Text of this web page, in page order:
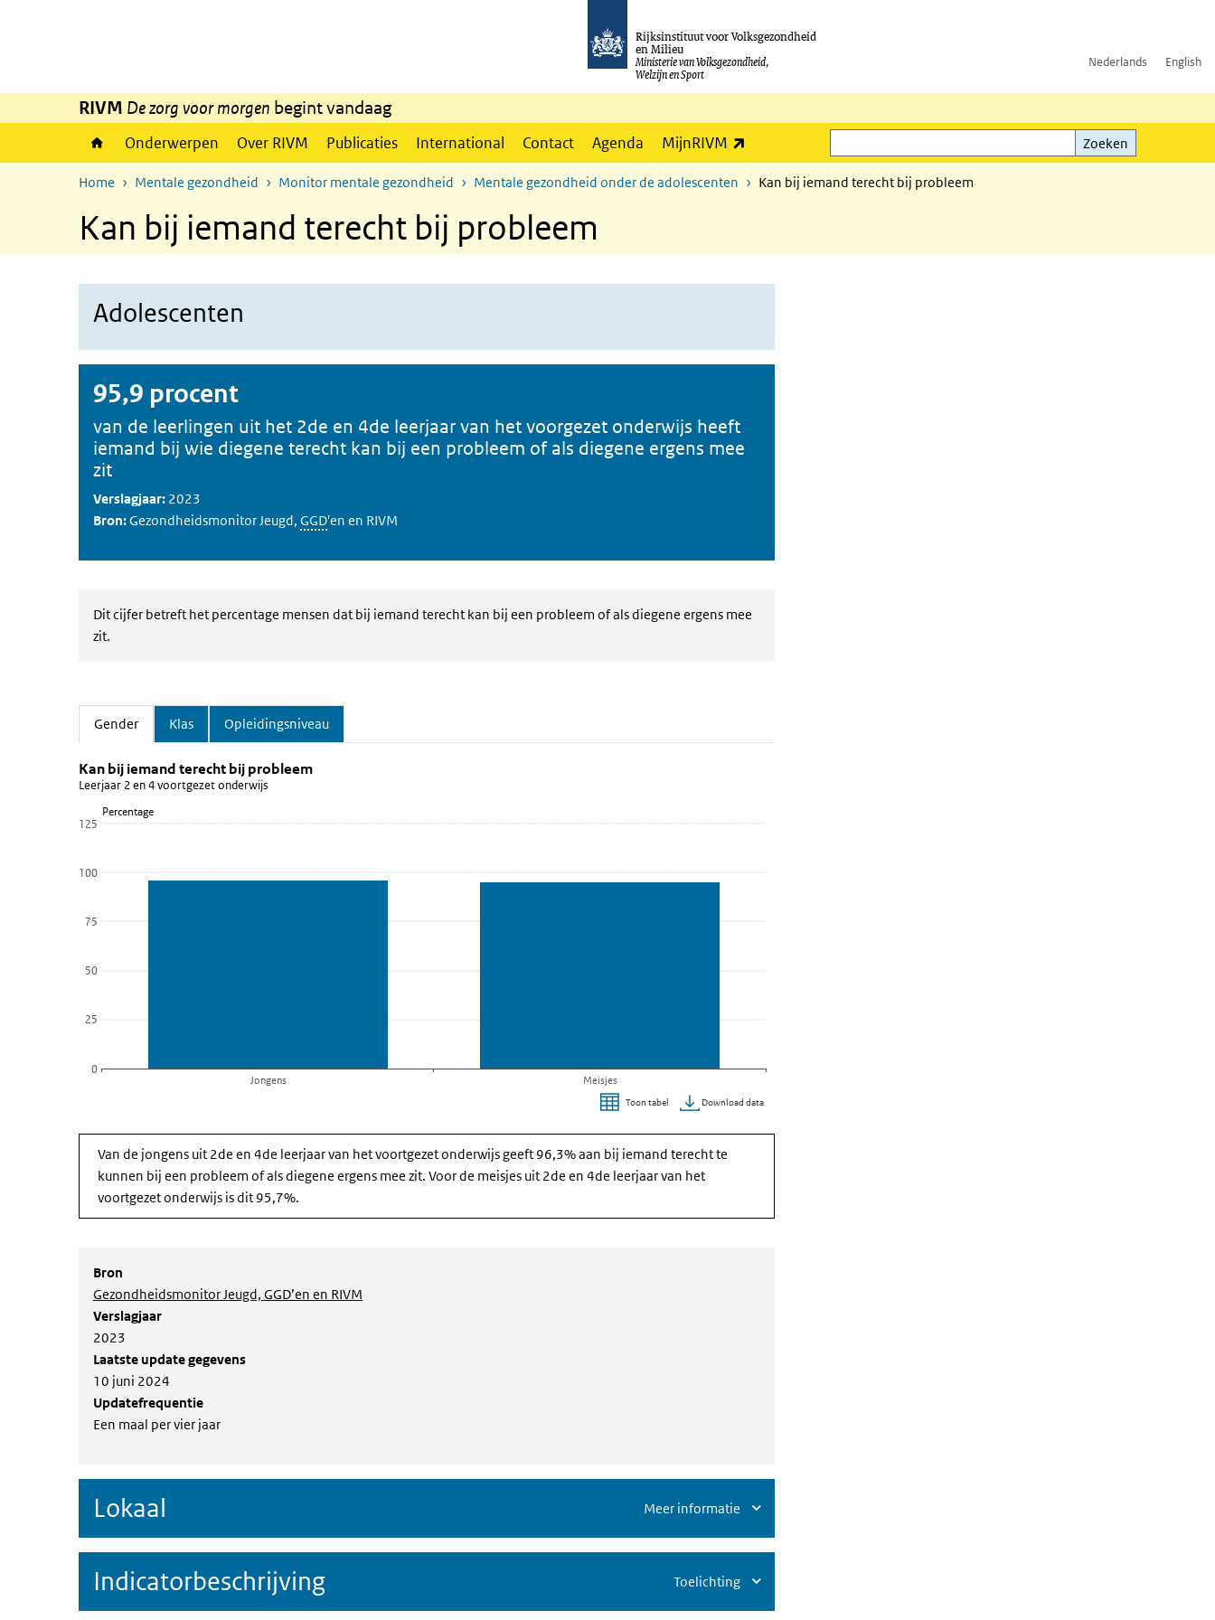
Rijksinstituut voor Volksgezondheid
en Milieu
Ministerie van Volksgezondheid,
Welzijn en Sport
Nederlands English
RIVM De zorg voor morgen begint vandaag
Onderwerpen Over RIVM Publicaties International Contact Agenda MijnRIVM
Zoeken
Zoeken
Home Mentale gezondheid Monitor mentale gezondheid Mentale gezondheid onder de adolescenten Kan bij iemand terecht bij probleem
Kan bij iemand terecht bij probleem
Adolescenten
95,9 procent
van de leerlingen uit het 2de en 4de leerjaar van het voorgezet onderwijs heeft
iemand bij wie diegene terecht kan bij een probleem of als diegene ergens mee
zit
Verslagjaar: 2023
Bron:Gezondheidsmonitor Jeugd, GGD'en en RIVM
Dit cijfer betreft het percentage mensen dat bij iemand terecht kan bij een probleem of als diegene ergens mee
zit.
Gender
(Actieve tab)
Klas Opleidingsniveau
Gender
Sla de grafiek 'Kan bij iemand terecht bij probleem' over en ga naar de datatabel
Kan bij iemand terecht bij probleem
Leerjaar 2 en 4 voortgezet onderwijs
De grafiek heeft 1 X-as die categories weergeeft.
Percentage
Kan bij iemand terecht bij probleem
Leerjaar 2 en 4 voortgezet onderwijs
0
25
50
75
100
125
Jongens Meisjes
Toon tabel Download data
Van de jongens uit 2de en 4de leerjaar van het voortgezet onderwijs geeft 96,3% aan bij iemand terecht te
kunnen bij een probleem of als diegene ergens mee zit. Voor de meisjes uit 2de en 4de leerjaar van het
voortgezet onderwijs is dit 95,7%.
Bron
Gezondheidsmonitor Jeugd, GGD’en en RIVM
Verslagjaar
2023
Laatste update gegevens
10 juni 2024
Updatefrequentie
Een maal per vier jaar
Lokaal Meer informatie
Indicatorbeschrijving Toelichting